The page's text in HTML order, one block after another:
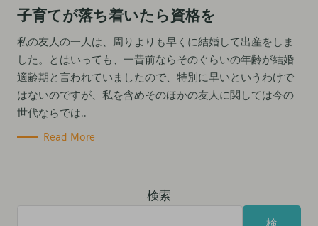
g
r
i
e
s
子育てが落ち着いたら資格を
私の友人の一人は、周りよりも早くに結婚して出産をしま
した。とはいっても、一昔前ならそのぐらいの年齢が結婚
適齢期と言われていましたので、特別に早いというわけで
はないのですが、私を含めそのほかの友人に関しては今の
世代ならでは..
Read More
検索
検